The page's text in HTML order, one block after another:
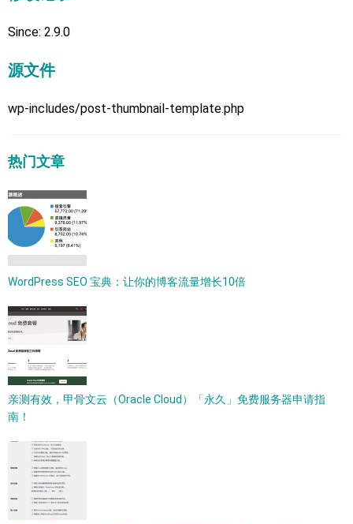
Since: 2.9.0
源文件
wp-includes/post-thumbnail-template.php
热门文章
WordPress SEO 宝典：让你的博客流量增长10倍
亲测有效，甲骨文云（Oracle Cloud）「永久」免费服务器申请指
南！